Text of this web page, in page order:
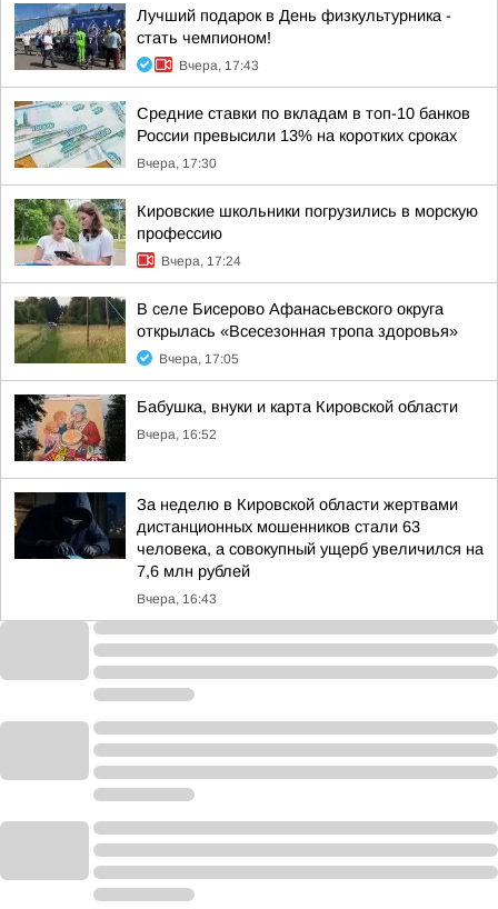
Лучший подарок в День физкультурника -
стать чемпионом!
Вчера, 17:43
Средние ставки по вкладам в топ-10 банков
России превысили 13% на коротких сроках
Вчера, 17:30
Кировские школьники погрузились в морскую
профессию
Вчера, 17:24
В селе Бисерово Афанасьевского округа
открылась «Всесезонная тропа здоровья»
Вчера, 17:05
Бабушка, внуки и карта Кировской области
Вчера, 16:52
За неделю в Кировской области жертвами
дистанционных мошенников стали 63
человека, а совокупный ущерб увеличился на
7,6 млн рублей
Вчера, 16:43